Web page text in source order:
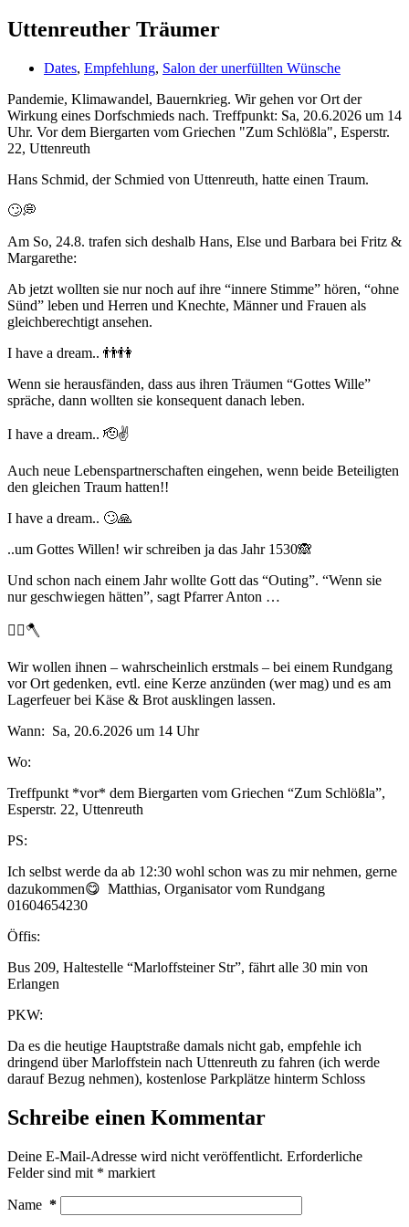
Uttenreuther Träumer
Dates, Empfehlung, Salon der unerfüllten Wünsche
Pandemie, Klimawandel, Bauernkrieg. Wir gehen vor Ort der
Wirkung eines Dorfschmieds nach. Treffpunkt: Sa, 20.6.2026 um 14
Uhr. Vor dem Biergarten vom Griechen "Zum Schlößla", Esperstr.
22, Uttenreuth
Hans Schmid, der Schmied von Uttenreuth, hatte einen Traum.
🙄💭
Am So, 24.8. trafen sich deshalb Hans, Else und Barbara bei Fritz &
Margarethe:
Ab jetzt wollten sie nur noch auf ihre “innere Stimme” hören, “ohne
Sünd” leben und Herren und Knechte, Männer und Frauen als
gleichberechtigt ansehen.
I have a dream.. 👬👫
Wenn sie herausfänden, dass aus ihren Träumen “Gottes Wille”
spräche, dann wollten sie konsequent danach leben.
I have a dream.. 🫡✌️
Auch neue Lebenspartnerschaften eingehen, wenn beide Beteiligten
den gleichen Traum hatten!!
I have a dream.. 🙄🙏
..um Gottes Willen! wir schreiben ja das Jahr 1530🙈
Und schon nach einem Jahr wollte Gott das “Outing”. “Wenn sie
nur geschwiegen hätten”, sagt Pfarrer Anton …
😮‍💨🪓
Wir wollen ihnen – wahrscheinlich erstmals – bei einem Rundgang
vor Ort gedenken, evtl. eine Kerze anzünden (wer mag) und es am
Lagerfeuer bei Käse & Brot ausklingen lassen.
Wann: Sa, 20.6.2026 um 14 Uhr
Wo:
Treffpunkt *vor* dem Biergarten vom Griechen “Zum Schlößla”,
Esperstr. 22, Uttenreuth
PS:
Ich selbst werde da ab 12:30 wohl schon was zu mir nehmen, gerne
dazukommen😋 Matthias, Organisator vom Rundgang
01604654230
Öffis:
Bus 209, Haltestelle “Marloffsteiner Str”, fährt alle 30 min von
Erlangen
PKW:
Da es die heutige Hauptstraße damals nicht gab, empfehle ich
dringend über Marloffstein nach Uttenreuth zu fahren (ich werde
darauf Bezug nehmen), kostenlose Parkplätze hinterm Schloss
Schreibe einen Kommentar
Deine E-Mail-Adresse wird nicht veröffentlicht. Erforderliche
Felder sind mit * markiert
Name *